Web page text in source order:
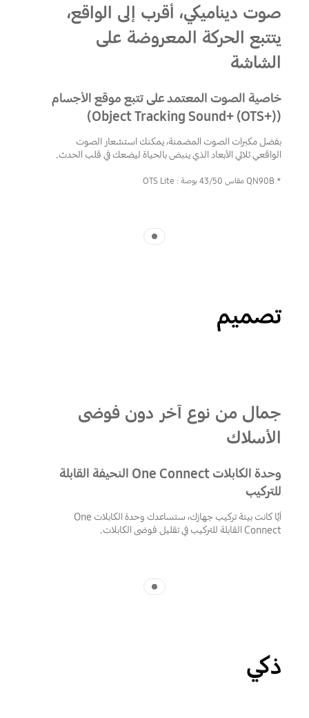
صوت ديناميكي، أقرب إلى الواقع،
يتتبع الحركة المعروضة على
الشاشة
خاصية الصوت المعتمد على تتبع موقع الأجسام
(Object Tracking Sound+ (OTS+))
بفضل مكبرات الصوت المضمنة، يمكنك استشعار الصوت
الواقعي ثلاثي الأبعاد الذي ينبض بالحياة ليضعك في قلب الحدث.
* QN90B مقاس 43/50 بوصة : OTS Lite
تصميم
جمال من نوع آخر دون فوضى
الأسلاك
وحدة الكابلات One Connect النحيفة القابلة
للتركيب
أيًّا كانت بيئة تركيب جهازك، ستساعدك وحدة الكابلات One
Connect القابلة للتركيب في تقليل فوضى الكابلات.
ذكي